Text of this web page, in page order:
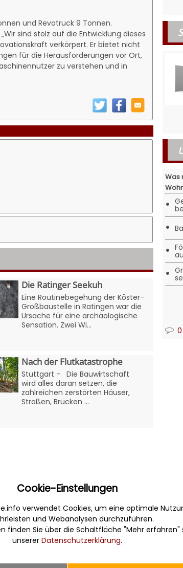
und Revotruck 9 Tonnen.
sind stolz auf die Entwicklung dieses
verkörpert. Er bietet nicht
für die Herausforderungen vor Ort,
zu verstehen und in
Die Ratinger Seekuh
Eine Routinebegehung der Köster-
Großbaustelle in Ratingen war die
Ursache für eine archäologische
Sensation. Zwei Wi...
Nach der Flutkatastrophe
Stuttgart - Die Bauwirtschaft
wird alles daran setzen, die
zahlreichen zerstörten Häuser,
Straßen, Brücken ...
Was
•
•
•
•
Sonstiges
Werbung
Musterverträge und Vorlagen
Cookie-Einstellungen
verwendet Cookies, um eine optimale
und Webanalysen durchzuführen.
finden Sie über die Schaltfläche "Mehr erfahren"
unserer Datenschutzerklärung.